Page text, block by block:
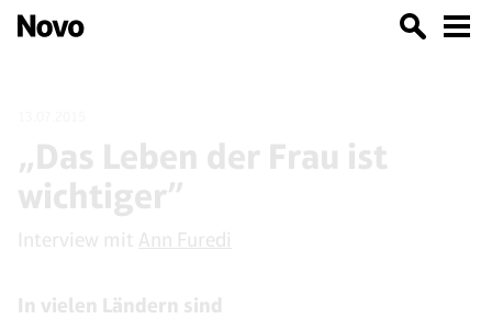
„Das Leben der Frau ist
wichtiger”
Interview mit Ann Furedi
In vielen Ländern sind